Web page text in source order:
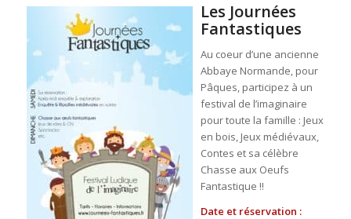
Les Journées
Fantastiques
Au coeur d’une ancienne
Abbaye Normande, pour
Pâques, participez à un
festival de l’imaginaire
pour toute la famille : Jeux
en bois, Jeux médiévaux,
Contes et sa célèbre
Chasse aux Oeufs
Fantastique !!
Date et réservation :